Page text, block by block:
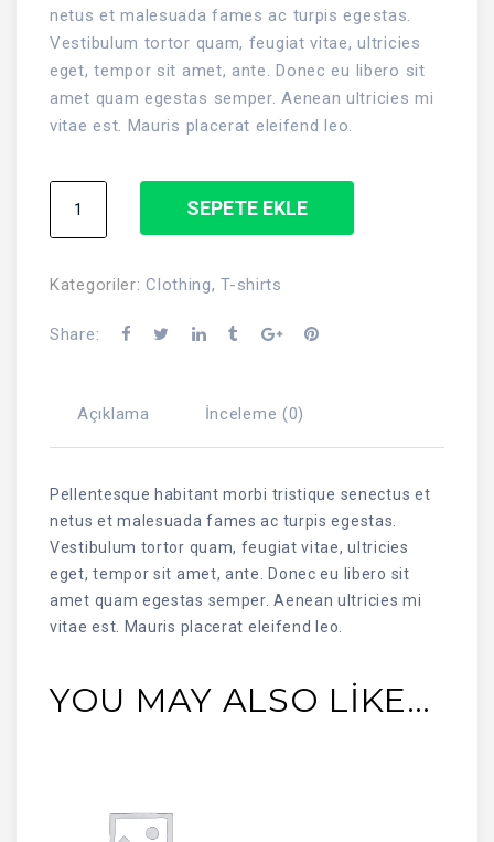
netus et malesuada fames ac turpis egestas.
Vestibulum tortor quam, feugiat vitae, ultricies
eget, tempor sit amet, ante. Donec eu libero sit
amet quam egestas semper. Aenean ultricies mi
vitae est. Mauris placerat eleifend leo.
Ninja
SEPETE EKLE
Kategoriler:Clothing,T-shirts
Share:
Açıklama İnceleme (0)
Pellentesque habitant morbi tristique senectus et
netus et malesuada fames ac turpis egestas.
Vestibulum tortor quam, feugiat vitae, ultricies
eget, tempor sit amet, ante. Donec eu libero sit
amet quam egestas semper. Aenean ultricies mi
vitae est. Mauris placerat eleifend leo.
YOU MAY ALSO LIKE…